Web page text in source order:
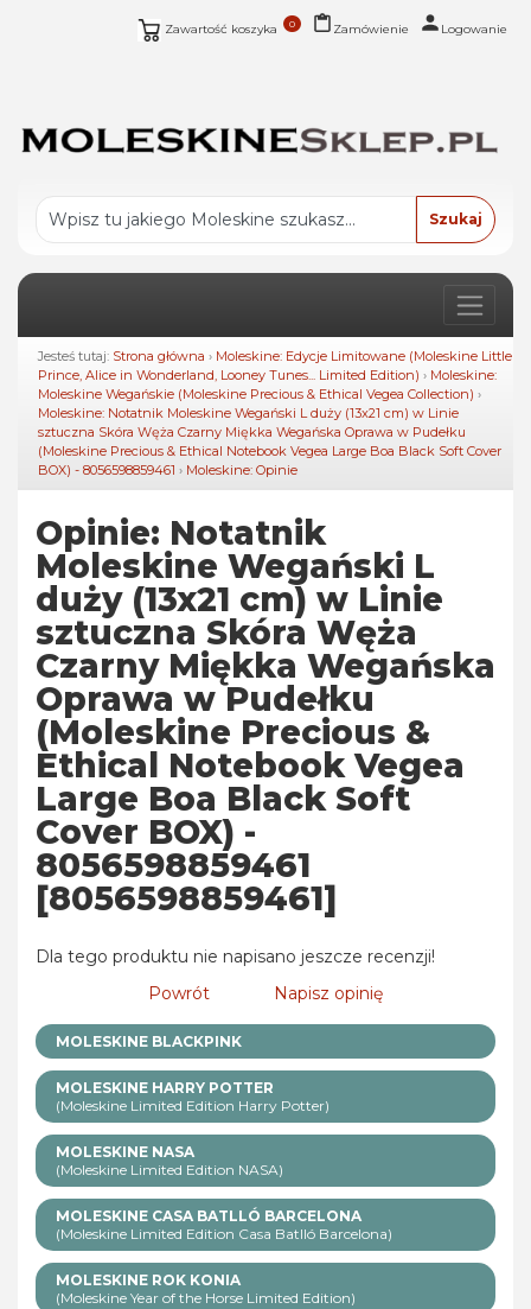
Zawartość koszyka 0 Zamówienie Logowanie
Jesteś tutaj: Strona główna › Moleskine: Edycje Limitowane (Moleskine Little
Prince, Alice in Wonderland, Looney Tunes... Limited Edition) › Moleskine:
Moleskine Wegańskie (Moleskine Precious & Ethical Vegea Collection) ›
Moleskine: Notatnik Moleskine Wegański L duży (13x21 cm) w Linie
sztuczna Skóra Węża Czarny Miękka Wegańska Oprawa w Pudełku
(Moleskine Precious & Ethical Notebook Vegea Large Boa Black Soft Cover
BOX) - 8056598859461 › Moleskine: Opinie
MOLESKINE BLACKPINK
MOLESKINE HARRY POTTER
(Moleskine Limited Edition Harry Potter)
MOLESKINE NASA
(Moleskine Limited Edition NASA)
MOLESKINE CASA BATLLÓ BARCELONA
(Moleskine Limited Edition Casa Batlló Barcelona)
MOLESKINE ROK KONIA
(Moleskine Year of the Horse Limited Edition)
Opinie: Notatnik
Moleskine Wegański L
duży (13x21 cm) w Linie
sztuczna Skóra Węża
Czarny Miękka Wegańska
Oprawa w Pudełku
(Moleskine Precious &
Ethical Notebook Vegea
Large Boa Black Soft
Cover BOX) -
8056598859461
[8056598859461]
Dla tego produktu nie napisano jeszcze recenzji!
Powrót
Napisz opinię